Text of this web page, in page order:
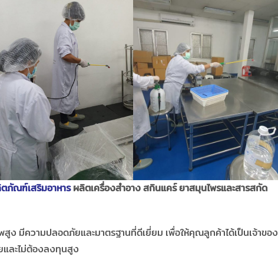
ภัณฑ์เสริมอาหารผลิตเครื่องสำอาง สกินแคร์ ยาสมุนไพรและสารสกัด
ง มีความปลอดภัยและมาตรฐานที่ดีเยี่ยม เพื่อให้คุณลูกค้าได้เป็นเจ้าของ
ละไม่ต้องลงทุนสูง